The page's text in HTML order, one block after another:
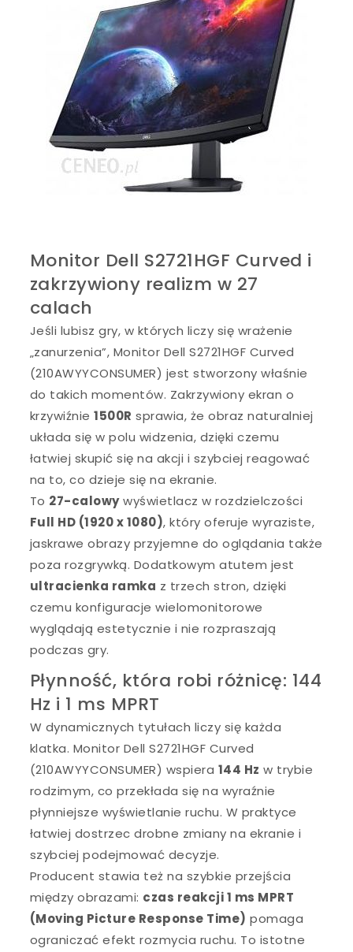
Monitor Dell S2721HGF Curved i
zakrzywiony realizm w 27
calach
Jeśli lubisz gry, w których liczy się wrażenie
„zanurzenia”, Monitor Dell S2721HGF Curved
(210AWYYCONSUMER) jest stworzony właśnie
do takich momentów. Zakrzywiony ekran o
krzywiźnie1500R sprawia, że obraz naturalniej
układa się w polu widzenia, dzięki czemu
łatwiej skupić się na akcji i szybciej reagować
na to, co dzieje się na ekranie.
To 27-calowywyświetlacz w rozdzielczości
Full HD (1920 x 1080), który oferuje wyraziste,
jaskrawe obrazy przyjemne do oglądania także
poza rozgrywką. Dodatkowym atutem jest
ultracienka ramka z trzech stron, dzięki
czemu konfiguracje wielomonitorowe
wyglądają estetycznie i nie rozpraszają
podczas gry.
Płynność, która robi różnicę: 144
Hz i 1 ms MPRT
W dynamicznych tytułach liczy się każda
klatka. Monitor Dell S2721HGF Curved
(210AWYYCONSUMER) wspiera 144 Hz w trybie
rodzimym, co przekłada się na wyraźnie
płynniejsze wyświetlanie ruchu. W praktyce
łatwiej dostrzec drobne zmiany na ekranie i
szybciej podejmować decyzje.
Producent stawia też na szybkie przejścia
między obrazami: czas reakcji 1 ms MPRT
(Moving Picture Response Time) pomaga
ograniczać efekt rozmycia ruchu. To istotne